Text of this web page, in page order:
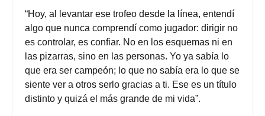
“Hoy, al levantar ese trofeo desde la línea, entendí
algo que nunca comprendí como jugador: dirigir no
es controlar, es confiar. No en los esquemas ni en
las pizarras, sino en las personas. Yo ya sabía lo
que era ser campeón; lo que no sabía era lo que se
siente ver a otros serlo gracias a ti. Ese es un título
distinto y quizá el más grande de mi vida”.